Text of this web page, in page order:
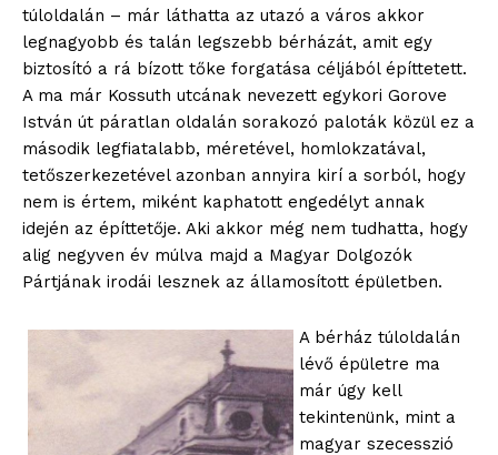
túloldalán – már láthatta az utazó a város akkor
legnagyobb és talán legszebb bérházát, amit egy
biztosító a rá bízott tőke forgatása céljából építtetett.
A ma már Kossuth utcának nevezett egykori Gorove
István út páratlan oldalán sorakozó paloták közül ez a
második legfiatalabb, méretével, homlokzatával,
tetőszerkezetével azonban annyira kirí a sorból, hogy
nem is értem, miként kaphatott engedélyt annak
idején az építtetője. Aki akkor még nem tudhatta, hogy
alig negyven év múlva majd a Magyar Dolgozók
Pártjának irodái lesznek az államosított épületben.
A bérház túloldalán
lévő épületre ma
már úgy kell
tekintenünk, mint a
magyar szecesszió